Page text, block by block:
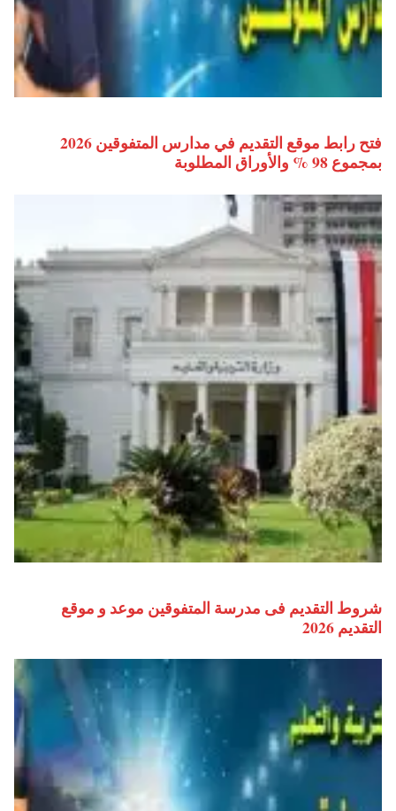
فتح رابط موقع التقديم في مدارس المتفوقين 2026
بمجموع 98 % والأوراق المطلوبة
شروط التقديم فى مدرسة المتفوقين موعد و موقع
التقديم 2026